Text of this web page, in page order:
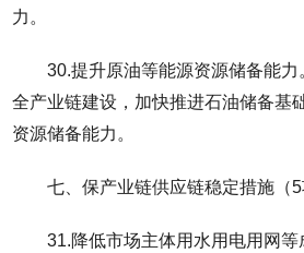
力。
30.提升原油等能源资源储备能
全产业链建设，加快推进石油储备基
资源储备能力。
七、保产业链供应链稳定措施（5
31.降低市场主体用水用电用网